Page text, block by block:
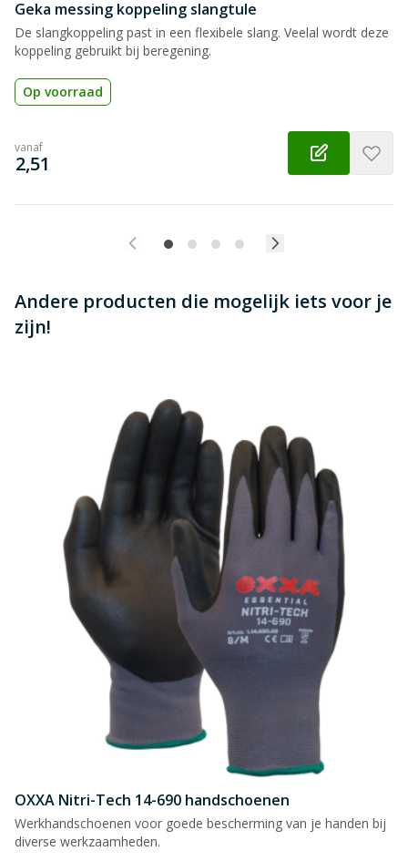
Geka messing koppeling slangtule
De slangkoppeling past in een flexibele slang. Veelal wordt deze
koppeling gebruikt bij beregening.
Op voorraad
vanaf
€
2,51
Andere producten die mogelijk iets voor je
zijn!
OXXA Nitri-Tech 14-690 handschoenen
Werkhandschoenen voor goede bescherming van je handen bij
diverse werkzaamheden.